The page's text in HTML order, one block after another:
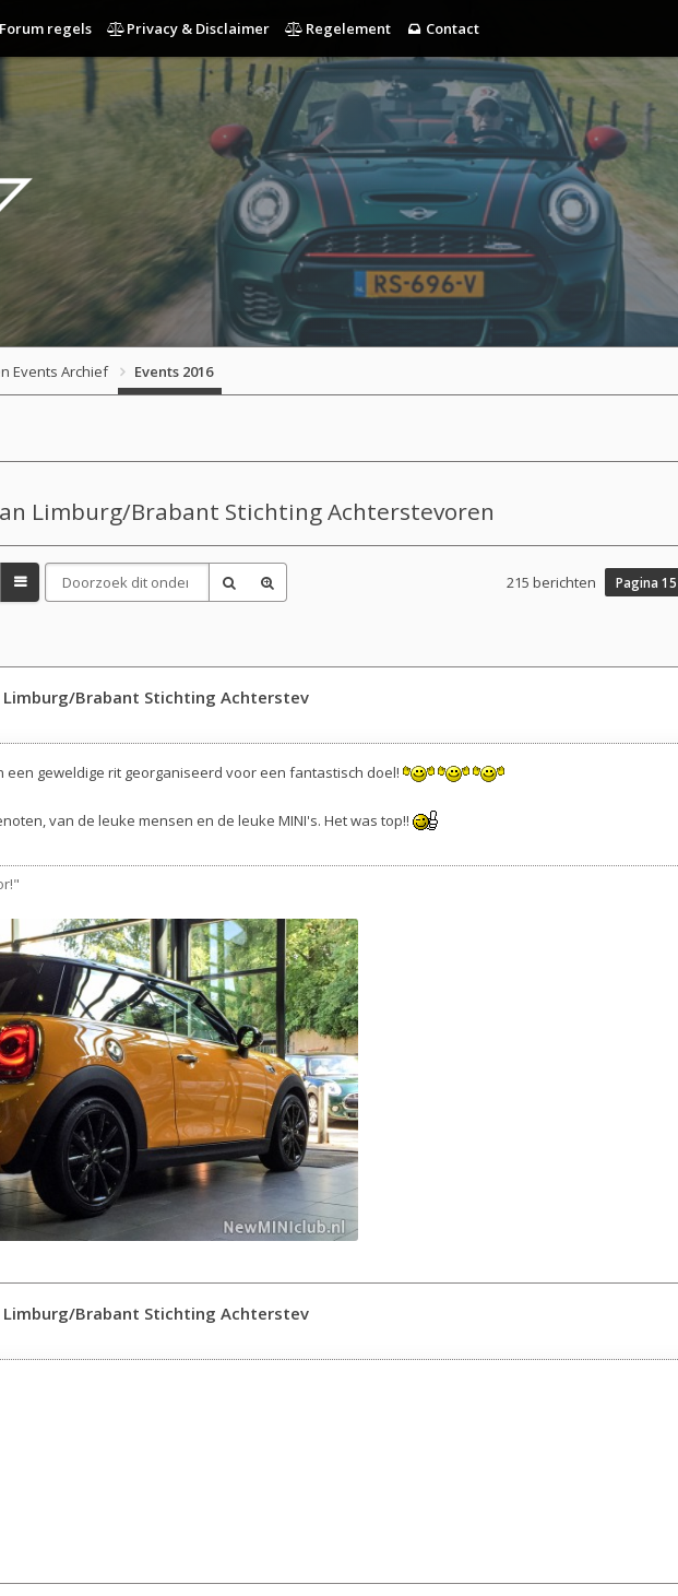
Forum regels Privacy & Disclaimer Regelement Contact
Events Archief Events 2016
Limburg/Brabant Stichting Achterstevoren
215 berichten Pagina15
Limburg/Brabant Stichting Achterstev
een geweldige rit georganiseerd voor een fantastisch doel!
van de leuke mensen en de leuke MINI's. Het was top!!
Limburg/Brabant Stichting Achterstev